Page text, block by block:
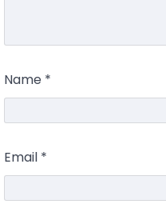
Name *
Email *